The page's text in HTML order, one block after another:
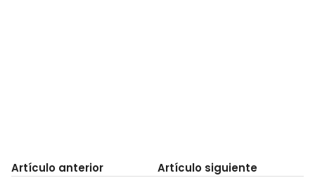
Artículo anterior Artículo siguiente